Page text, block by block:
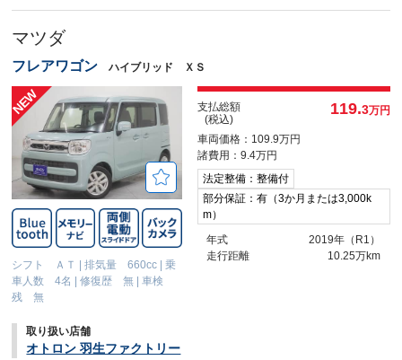
マツダ
フレアワゴン ハイブリッド ＸＳ
シフト ＡＴ |排気量 660cc |乗
車人数 4名
|修復歴 無 |車検
残 無
支払総額
(税込)
119.3万円
車両価格：109.9万円
諸費用：9.4万円
法定整備：整備付
部分保証：有（3か月または3,000k
m）
年式
2019年（R1）
走行距離
10.25万km
取り扱い店舗
オトロン 羽生ファクトリー